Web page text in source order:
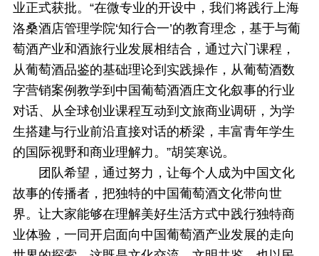
业正式获批。“在微专业的开设中，我们将践行上海
洛桑酒店管理学院‘知行合一’的教育理念，基于与葡
萄酒产业和酒旅行业发展相结合，通过六门课程，
从葡萄酒品鉴的基础理论到实践操作，从葡萄酒数
字营销案例教学到中国葡萄酒酒庄文化叙事的行业
对话、从全球创业课程互动到文旅商业调研，为学
生搭建与行业前沿直接对话的桥梁，丰富青年学生
的国际视野和商业理解力。”胡笑寒说。
团队希望，通过努力，让每个人成为中国文化
故事的传播者，把独特的中国葡萄酒文化带向世
界。让大家能够在理解美好生活方式中践行独特商
业体验，一同开启面向中国葡萄酒产业发展的走向